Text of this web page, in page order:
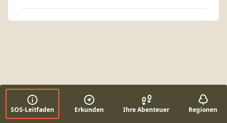
SOS-Leitfaden Erkunden Ihre Abenteuer Regionen